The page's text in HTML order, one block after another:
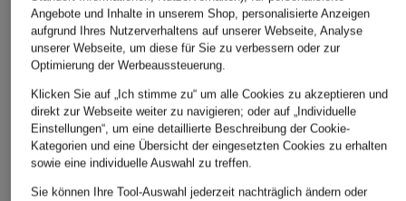
+Aktionsrabatt
Calvin Klein
Sweatshirt
KIDS
+Aktionsrabatt
Billieblush
Sweatshirt
KIDS
JACK&JONES
Sweatshirt
KIDS
34,99 €
Angebote und Inhalte in unserem Shop, personalisierte Anzeigen
aufgrund Ihres Nutzerverhaltens auf unserer Webseite, Analyse
unserer Webseite, um diese für Sie zu verbessern oder zur
Optimierung der Werbeaussteuerung.
Klicken Sie auf „Ich stimme zu“ um alle Cookies zu akzeptieren und
direkt zur Webseite weiter zu navigieren; oder auf „Individuelle
Einstellungen“, um eine detaillierte Beschreibung der Cookie-
Kategorien und eine Übersicht der eingesetzten Cookies zu erhalten
sowie eine individuelle Auswahl zu treffen.
Sie können Ihre Tool-Auswahl jederzeit nachträglich ändern oder